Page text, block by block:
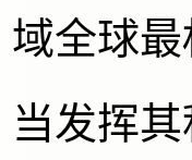
域全球
当发挥